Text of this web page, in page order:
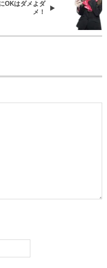
OKはダメよダ
メ！